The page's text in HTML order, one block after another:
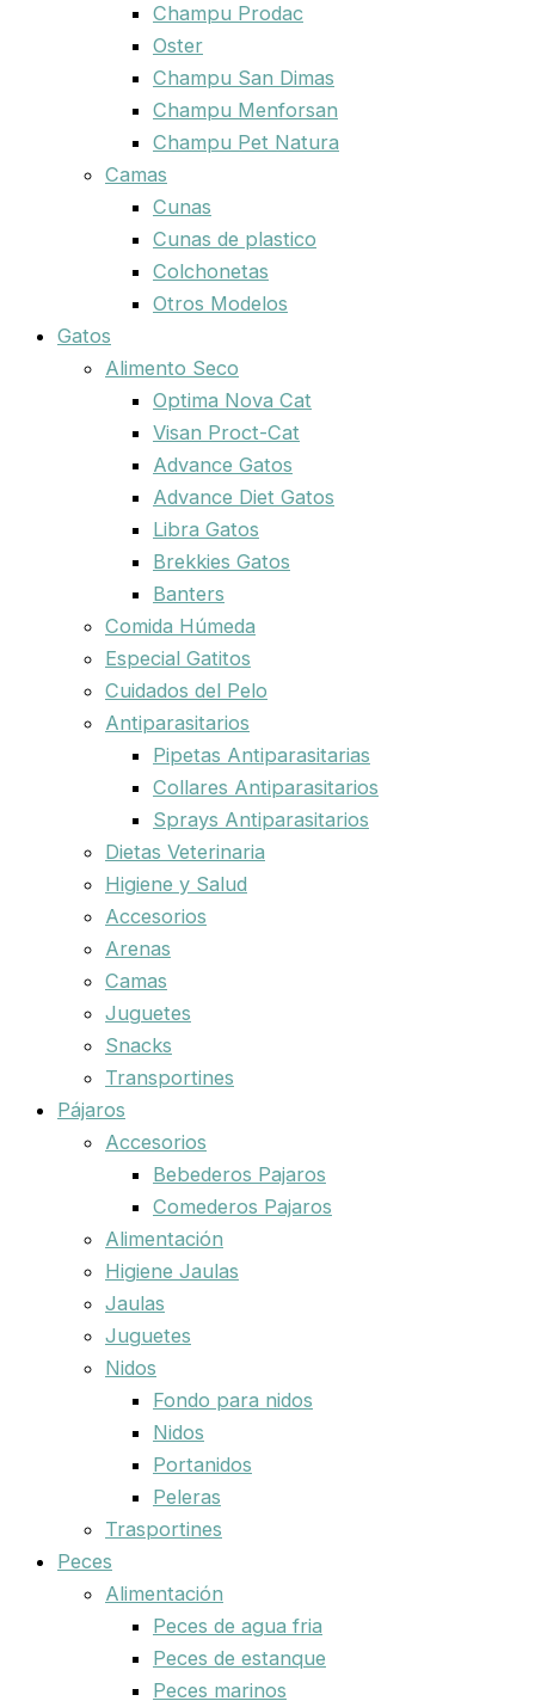
Champu Prodac
Oster
Champu San Dimas
Champu Menforsan
Champu Pet Natura
Camas
Cunas
Cunas de plastico
Colchonetas
Otros Modelos
Gatos
Alimento Seco
Optima Nova Cat
Visan Proct-Cat
Advance Gatos
Advance Diet Gatos
Libra Gatos
Brekkies Gatos
Banters
Comida Húmeda
Especial Gatitos
Cuidados del Pelo
Antiparasitarios
Pipetas Antiparasitarias
Collares Antiparasitarios
Sprays Antiparasitarios
Dietas Veterinaria
Higiene y Salud
Accesorios
Arenas
Camas
Juguetes
Snacks
Transportines
Pájaros
Accesorios
Bebederos Pajaros
Comederos Pajaros
Alimentación
Higiene Jaulas
Jaulas
Juguetes
Nidos
Fondo para nidos
Nidos
Portanidos
Peleras
Trasportines
Peces
Alimentación
Peces de agua fria
Peces de estanque
Peces marinos